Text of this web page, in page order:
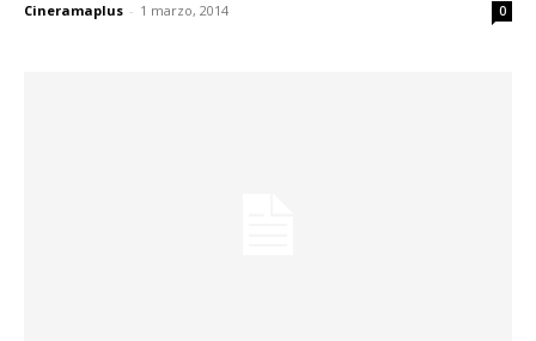
Cineramaplus - 1 marzo, 2014 0